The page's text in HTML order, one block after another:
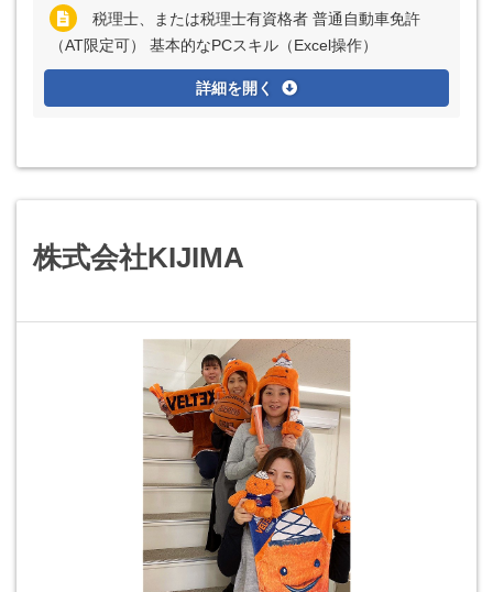
税理士、または税理士有資格者 普通自動車免許
（AT限定可） 基本的なPCスキル（Excel操作）
詳細を開く
株式会社KIJIMA